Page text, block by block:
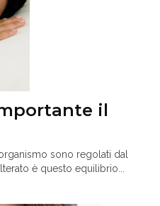
il
sono regolati dal
è questo equilibrio...